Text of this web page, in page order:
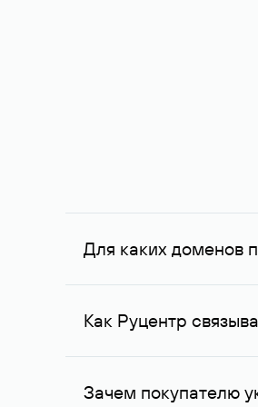
Для каких доменов
Услуга доступна для
Как Руцентр
Для связи с владельцем
Зачем покупателю